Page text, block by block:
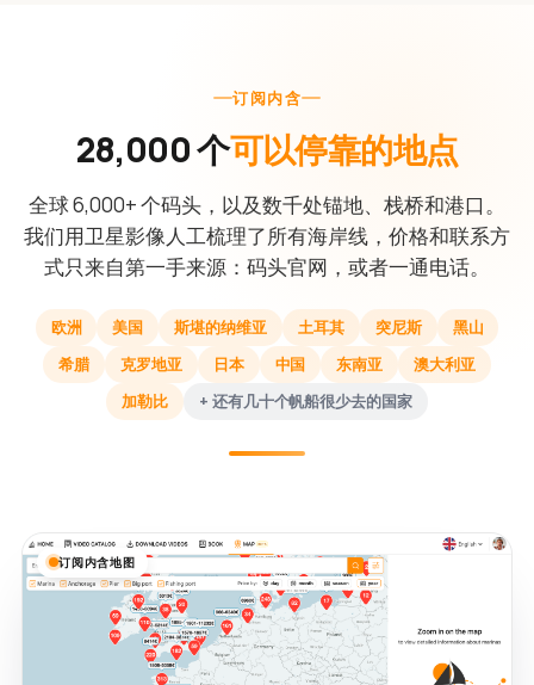
订阅内含
28,000 个可以停靠的地点
全球 6,000+ 个码头，以及数千处锚地、栈桥和港口。
我们用卫星影像人工梳理了所有海岸线，价格和联系方
式只来自第一手来源：码头官网，或者一通电话。
欧洲 美国 斯堪的纳维亚 土耳其 突尼斯
黑山
希腊
克罗地亚 日本 中国 东南亚
澳大利亚
加勒比
+ 还有几十个帆船很少去的国家
订阅内含地图